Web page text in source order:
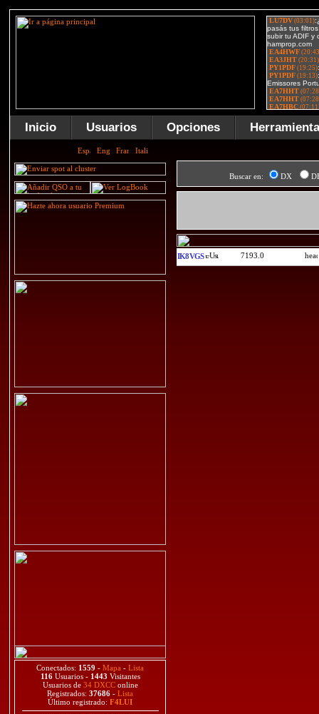
Inicio Usuarios Opciones
Conectados: 1559 - Mapa - Lista
116Usuarios - 1443 Visitantes
Usuarios de 34 DXCConline
Registrados: 37686 - Lista
Último registrado: F4LUI
Buscar en: DX
IK8VGS 7193.0